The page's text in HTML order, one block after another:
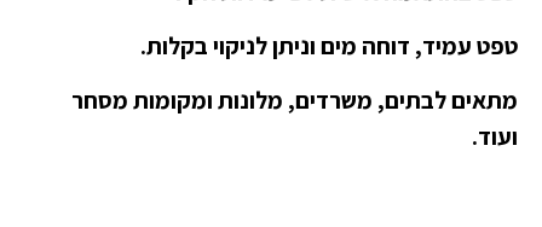
טפט עמיד, דוחה מים וניתן לניקוי בקלות.
מתאים לבתים, משרדים, מלונות ומקומות מסחר
ועוד.